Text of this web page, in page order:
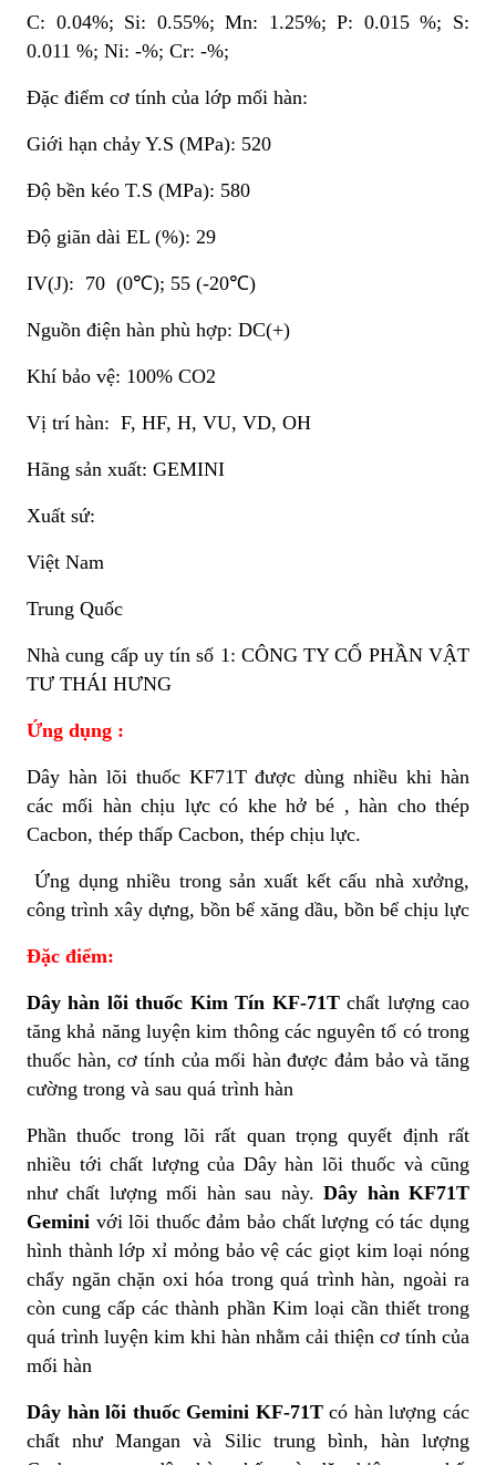
C: 0.04%; Si: 0.55%; Mn: 1.25%; P: 0.015 %; S:
0.011 %; Ni: -%; Cr: -%;
Đặc điểm cơ tính của lớp mối hàn:
Giới hạn chảy Y.S (MPa): 520
Độ bền kéo T.S (MPa): 580
Độ giãn dài EL (%): 29
IV(J): 70 (0℃); 55 (-20℃)
Nguồn điện hàn phù hợp: DC(+)
Khí bảo vệ: 100% CO2
Vị trí hàn: F, HF, H, VU, VD, OH
Hãng sản xuất: GEMINI
Xuất sứ:
Việt Nam
Trung Quốc
Nhà cung cấp uy tín số 1: CÔNG TY CỔ PHẦN VẬT
TƯ THÁI HƯNG
Ứng dụng :
Dây hàn lõi thuốc KF71T được dùng nhiều khi hàn
các mối hàn chịu lực có khe hở bé , hàn cho thép
Cacbon, thép thấp Cacbon, thép chịu lực.
Ứng dụng nhiều trong sản xuất kết cấu nhà xưởng,
công trình xây dựng, bồn bể xăng dầu, bồn bể chịu lực
Đặc điểm:
Dây hàn lõi thuốc Kim Tín KF-71Tchất lượng cao
tăng khả năng luyện kim thông các nguyên tố có trong
thuốc hàn, cơ tính của mối hàn được đảm bảo và tăng
cường trong và sau quá trình hàn
Phần thuốc trong lõi rất quan trọng quyết định rất
nhiều tới chất lượng của Dây hàn lõi thuốc và cũng
như chất lượng mối hàn sau này.Dây hàn KF71T
Gemini với lõi thuốc đảm bảo chất lượng có tác dụng
hình thành lớp xỉ mỏng bảo vệ các giọt kim loại nóng
chẩy ngăn chặn oxi hóa trong quá trình hàn, ngoài ra
còn cung cấp các thành phần Kim loại cần thiết trong
quá trình luyện kim khi hàn nhằm cải thiện cơ tính của
mối hàn
Dây hàn lõi thuốc Gemini KF-71Tcó hàn lượng các
chất như Mangan và Silic trung bình, hàn lượng